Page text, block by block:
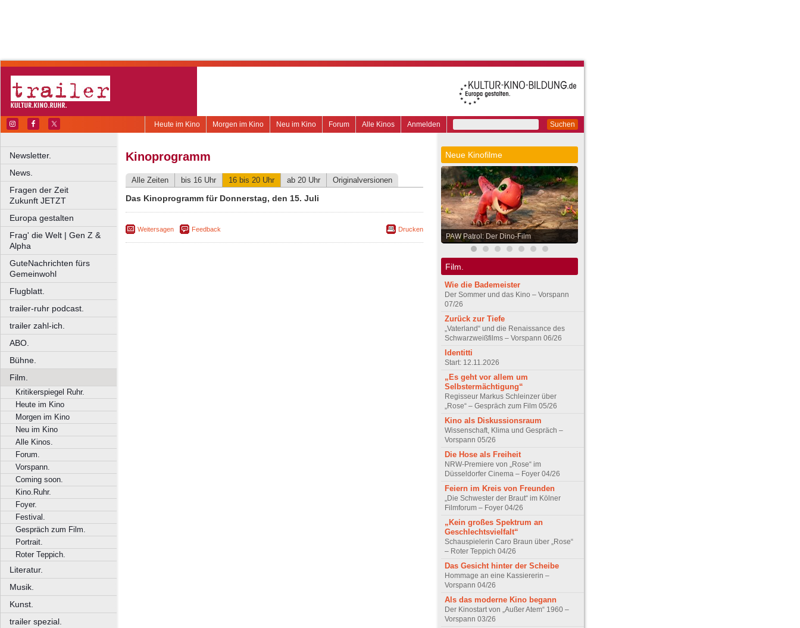
Suchen
Anmelden
Alle Kinos
Forum
Neu im Kino
Morgen im Kino
Heute im Kino
Newsletter.
News.
Fragen der Zeit
Zukunft JETZT
Europa gestalten
Frag' die Welt | Gen Z &
Alpha
GuteNachrichten fürs
Gemeinwohl
Flugblatt.
trailer-ruhr podcast.
trailer zahl-ich.
ABO.
Bühne.
Film.
Kritikerspiegel Ruhr.
Heute im Kino
Morgen im Kino
Neu im Kino
Alle Kinos.
Forum.
Vorspann.
Coming soon.
Kino.Ruhr.
Foyer.
Festival.
Gespräch zum Film.
Portrait.
Roter Teppich.
Literatur.
Musik.
Kunst.
trailer spezial.
Kinoprogramm
Alle Zeiten bis 16 Uhr 16 bis 20 Uhr ab 20 Uhr Originalversionen
Das Kinoprogramm für Donnerstag, den 15. Juli
Weitersagen Feedback Drucken
Neue Kinofilme
PAW Patrol: Der Dino-Film
Film.
Wie die Bademeister
Der Sommer und das Kino – Vorspann
07/26
Zurück zur Tiefe
„Vaterland“ und die Renaissance des
Schwarzweißfilms – Vorspann 06/26
Identitti
Start: 12.11.2026
„Es geht vor allem um
Selbstermächtigung“
Regisseur Markus Schleinzer über
„Rose“ – Gespräch zum Film 05/26
Kino als Diskussionsraum
Wissenschaft, Klima und Gespräch –
Vorspann 05/26
Die Hose als Freiheit
NRW-Premiere von „Rose“ im
Düsseldorfer Cinema – Foyer 04/26
Feiern im Kreis von Freunden
„Die Schwester der Braut“ im Kölner
Filmforum – Foyer 04/26
„Kein großes Spektrum an
Geschlechtsvielfalt“
Schauspielerin Caro Braun über „Rose“
– Roter Teppich 04/26
Das Gesicht hinter der Scheibe
Hommage an eine Kassiererin –
Vorspann 04/26
Als das moderne Kino begann
Der Kinostart von „Außer Atem“ 1960 –
Vorspann 03/26